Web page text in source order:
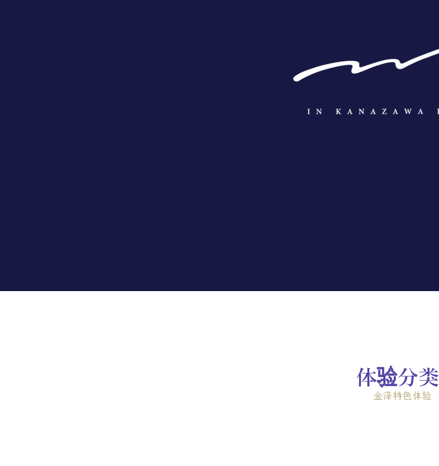
体验分类
金泽特色体验